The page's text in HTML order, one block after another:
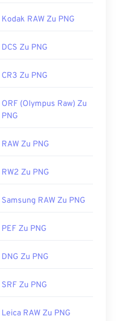
Kodak RAW Zu PNG
DCS Zu PNG
CR3 Zu PNG
ORF (Olympus Raw) Zu
PNG
RAW Zu PNG
RW2 Zu PNG
Samsung RAW Zu PNG
PEF Zu PNG
DNG Zu PNG
SRF Zu PNG
Leica RAW Zu PNG